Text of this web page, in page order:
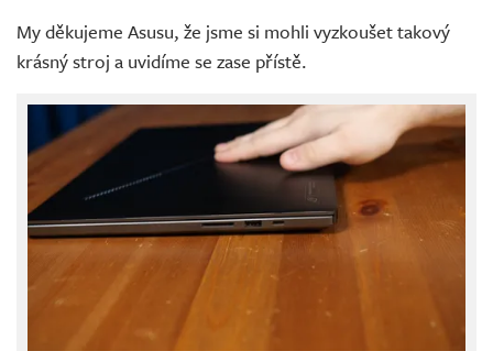
My děkujeme Asusu, že jsme si mohli vyzkoušet takový
krásný stroj a uvidíme se zase přístě.